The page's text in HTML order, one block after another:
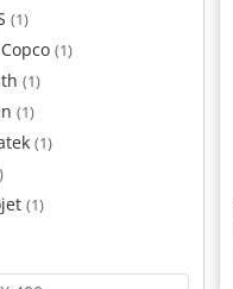
(1)
(1)
(1)
(1)
(1)
(1)